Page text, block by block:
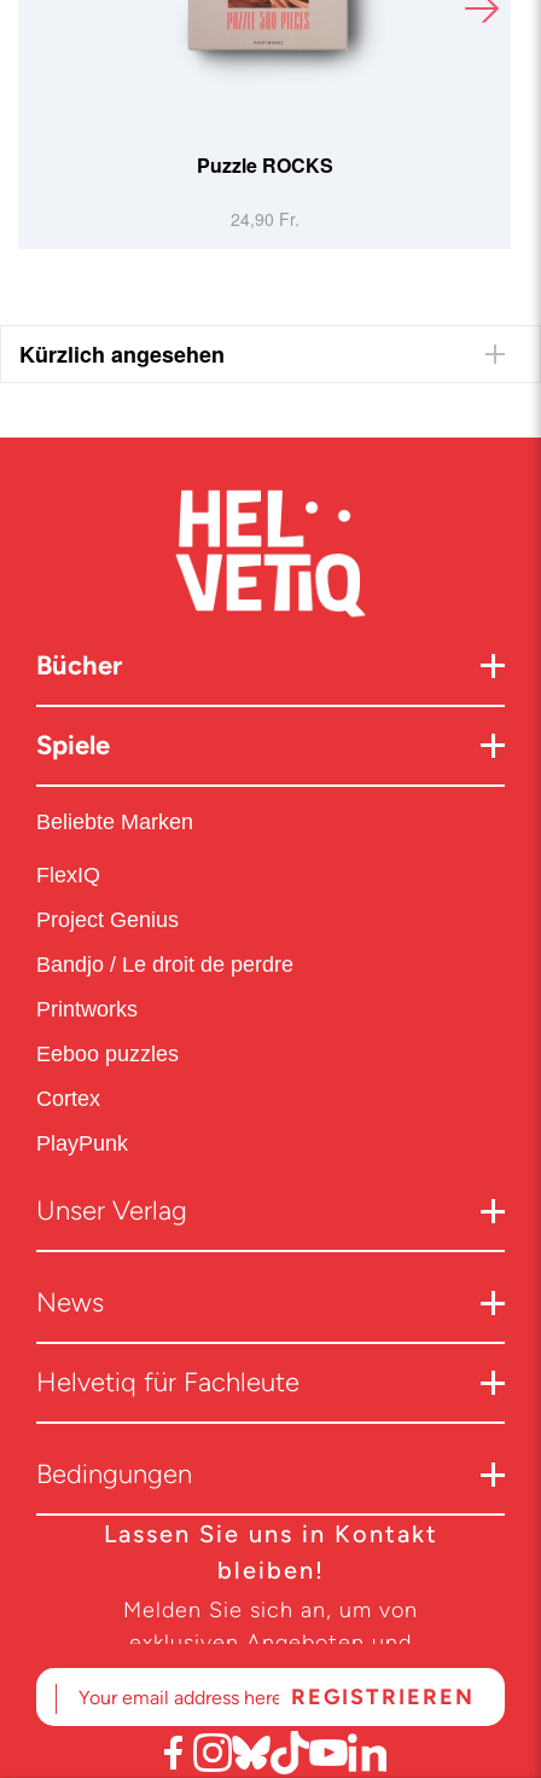
Puzzle ROCKS
24,90 Fr.
Kürzlich angesehen
Bücher
Spiele
Beliebte Marken
FlexIQ
Project Genius
Bandjo / Le droit de perdre
Printworks
Eeboo puzzles
Cortex
PlayPunk
Unser Verlag
News
Helvetiq für Fachleute
Bedingungen
Lassen Sie uns in Kontakt
bleiben!
Melden Sie sich an, um von
exklusiven Angeboten und
Produktneuheiten zu erfahren.